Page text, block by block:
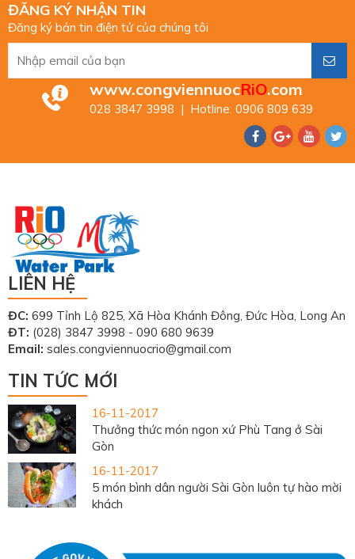
ĐĂNG KÝ NHẬN TIN
Đăng ký bản tin điện tử của chúng tôi
www.congviennuocRiO.com
028 3847 3998 | Hotline: 0906 809 639
LIÊN HỆ
ĐC: 699 Tỉnh Lộ 825, Xã Hòa Khánh Đông, Đức Hòa, Long An
ĐT: (028) 3847 3998 - 090 680 9639
Email: sales.congviennuocrio@gmail.com
TIN TỨC MỚI
16-11-2017
Thưởng thức món ngon xứ Phù Tang ở Sài
Gòn
16-11-2017
5 món bình dân người Sài Gòn luôn tự hào mời
khách